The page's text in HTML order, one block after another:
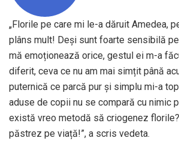
„Florile pe care mi le-a dăruit Amedea,
plâns mult! Deși sunt foarte sensibilă
mă emoționează orice, gestul ei m-a
diferit, ceva ce nu am mai simțit până
puternică ce parcă pur și simplu mi-a
aduse de copii nu se compară cu nimic
există vreo metodă să criogenez
păstrez pe viață!”, a scris vedeta.